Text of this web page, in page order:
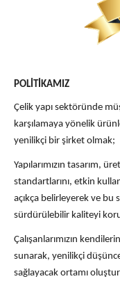
POLİTİKAMIZ
Çelik yapı sektöründe
karşılamaya yönelik
yenilikçi bir şirket olmak;
Yapılarımızın tasarım,
standartlarını, etkin
açıkça belirleyerek ve
sürdürülebilir kaliteyi
Çalışanlarımızın
sunarak, yenilikçi
sağlayacak ortamı